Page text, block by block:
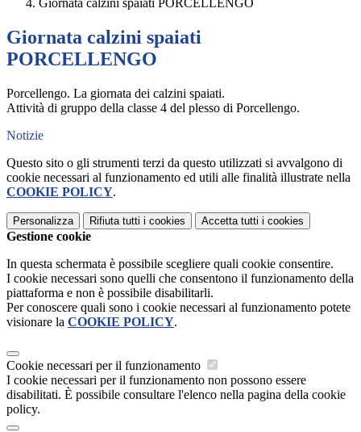
Giornata calzini spaiati PORCELLENGO
Giornata calzini spaiati
PORCELLENGO
Porcellengo. La giornata dei calzini spaiati.
Attività di gruppo della classe 4 del plesso di Porcellengo.
Notizie
Questo sito o gli strumenti terzi da questo utilizzati si avvalgono di
cookie necessari al funzionamento ed utili alle finalità illustrate nella
COOKIE POLICY.
Personalizza Rifiuta tutti i cookies Accetta tutti i cookies
Gestione cookie
In questa schermata è possibile scegliere quali cookie consentire.
I cookie necessari sono quelli che consentono il funzionamento della
piattaforma e non è possibile disabilitarli.
Per conoscere quali sono i cookie necessari al funzionamento potete
visionare la COOKIE POLICY.
Cookie necessari per il funzionamento
I cookie necessari per il funzionamento non possono essere
disabilitati. È possibile consultare l'elenco nella pagina della cookie
policy.